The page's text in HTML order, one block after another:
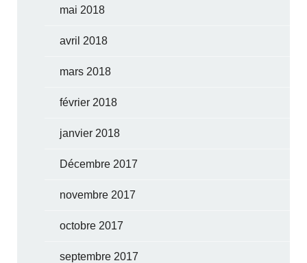
mai 2018
avril 2018
mars 2018
février 2018
janvier 2018
Décembre 2017
novembre 2017
octobre 2017
septembre 2017